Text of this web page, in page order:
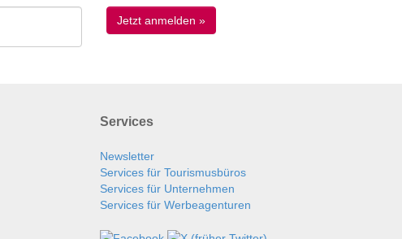
Services
Newsletter
Services für Tourismusbüros
Services für Unternehmen
Services für Werbeagenturen